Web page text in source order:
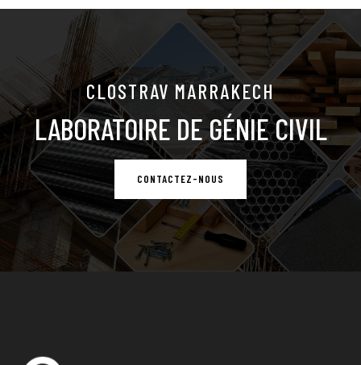
CLOSTRAV MARRAKECH
LABORATOIRE DE GÉNIE CIVIL
CONTACTEZ-NOUS